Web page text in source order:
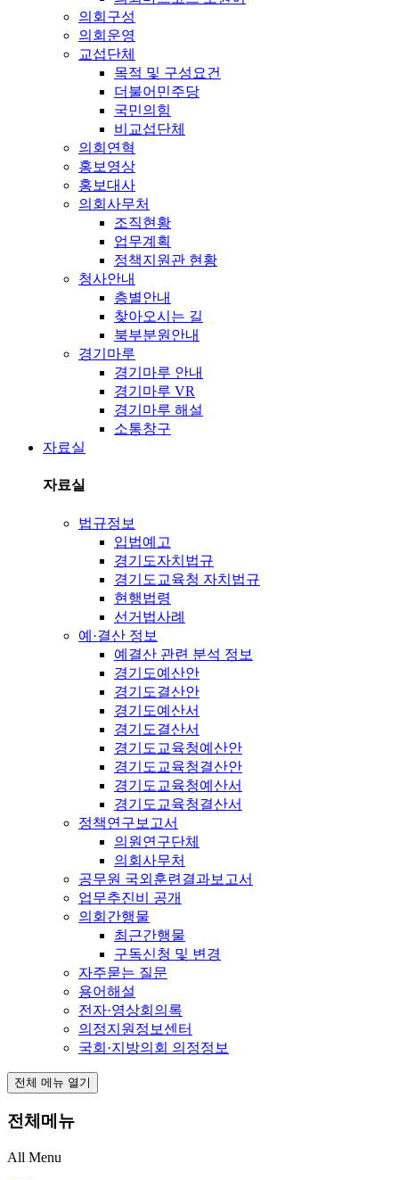
의회구성
의회운영
교섭단체
목적 및 구성요건
더불어민주당
국민의힘
비교섭단체
의회연혁
홍보영상
홍보대사
의회사무처
조직현황
업무계획
정책지원관 현황
청사안내
층별안내
찾아오시는 길
북부분원안내
경기마루
경기마루 안내
경기마루 VR
경기마루 해설
소통창구
자료실
자료실
법규정보
입법예고
경기도자치법규
경기도교육청 자치법규
현행법령
선거법사례
예·결산 정보
예결산 관련 분석 정보
경기도예산안
경기도결산안
경기도예산서
경기도결산서
경기도교육청예산안
경기도교육청결산안
경기도교육청예산서
경기도교육청결산서
정책연구보고서
의원연구단체
의회사무처
공무원 국외훈련결과보고서
업무추진비 공개
의회간행물
최근간행물
구독신청 및 변경
자주묻는 질문
용어해설
전자·영상회의록
의정지원정보센터
국회·지방의회 의정정보
전체 메뉴 열기
전체메뉴
All Menu